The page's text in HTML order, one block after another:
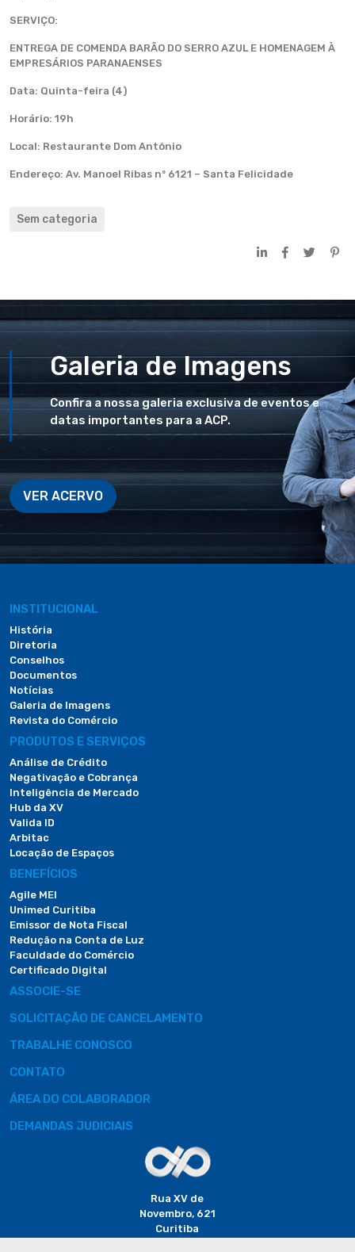
SERVIÇO:
ENTREGA DE COMENDA BARÃO DO SERRO AZUL E HOMENAGEM À
EMPRESÁRIOS PARANAENSES
Data: Quinta-feira (4)
Horário: 19h
Local: Restaurante Dom Antônio
Endereço: Av. Manoel Ribas nº 6121 – Santa Felicidade
Sem categoria
Galeria de Imagens
Confira a nossa galeria exclusiva de eventos e
datas importantes para a ACP.
VER ACERVO
INSTITUCIONAL
História
Diretoria
Conselhos
Documentos
Notícias
Galeria de Imagens
Revista do Comércio
PRODUTOS E SERVIÇOS
Análise de Crédito
Negativação e Cobrança
Inteligência de Mercado
Hub da XV
Valida ID
Arbitac
Locação de Espaços
BENEFÍCIOS
Agile MEI
Unimed Curitiba
Emissor de Nota Fiscal
Redução na Conta de Luz
Faculdade do Comércio
Certificado Digital
ASSOCIE-SE
SOLICITAÇÃO DE CANCELAMENTO
TRABALHE CONOSCO
CONTATO
ÁREA DO COLABORADOR
DEMANDAS JUDICIAIS
Rua XV de
Novembro, 621
Curitiba